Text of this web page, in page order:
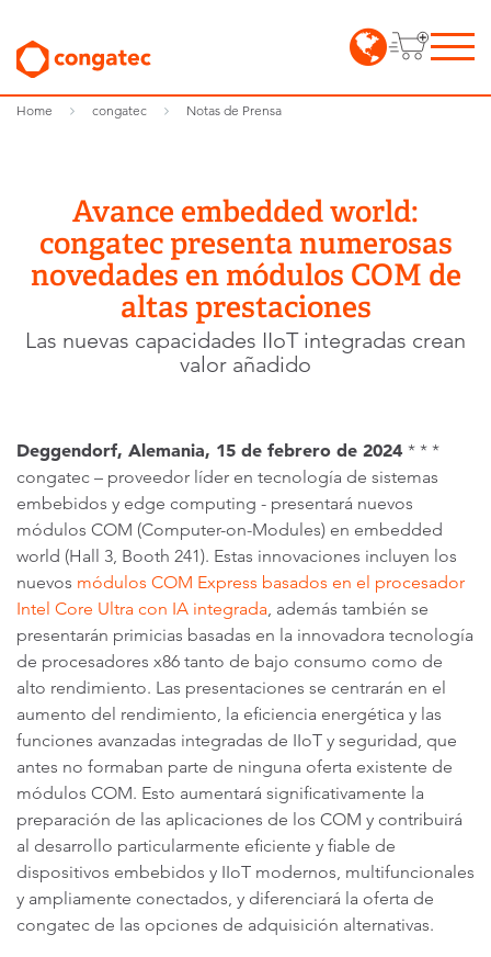
Home congatec Notas de Prensa
Avance embedded world:
congatec presenta numerosas
novedades en módulos COM de
altas prestaciones
Las nuevas capacidades IIoT integradas crean
valor añadido
Deggendorf, Alemania, 15 de febrero de 2024 * * *
congatec – proveedor líder en tecnología de sistemas
embebidos y edge computing - presentará nuevos
módulos COM (Computer-on-Modules) en embedded
world (Hall 3, Booth 241). Estas innovaciones incluyen los
nuevos módulos COM Express basados en el procesador
Intel Core Ultra con IA integrada, además también se
presentarán primicias basadas en la innovadora tecnología
de procesadores x86 tanto de bajo consumo como de
alto rendimiento. Las presentaciones se centrarán en el
aumento del rendimiento, la eficiencia energética y las
funciones avanzadas integradas de IIoT y seguridad, que
antes no formaban parte de ninguna oferta existente de
módulos COM. Esto aumentará significativamente la
preparación de las aplicaciones de los COM y contribuirá
al desarrollo particularmente eficiente y fiable de
dispositivos embebidos y IIoT modernos, multifuncionales
y ampliamente conectados, y diferenciará la oferta de
congatec de las opciones de adquisición alternativas.